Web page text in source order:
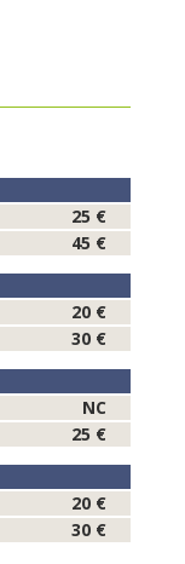
25 €
45 €
20 €
30 €
NC
25 €
20 €
30 €